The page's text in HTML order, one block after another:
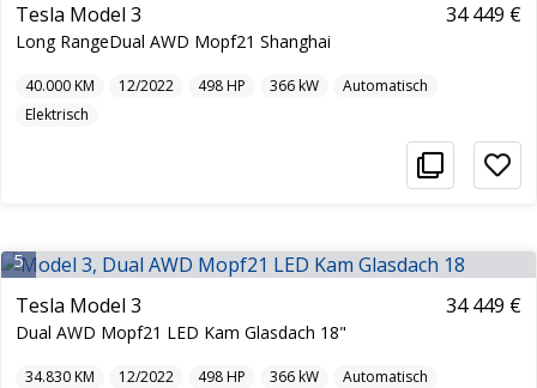
Tesla Model 3
Long RangeDual AWD Mopf21 Shanghai
34 449 €
40.000KM 12/2022 498HP 366kW
Automatisch
Elektrisch
5
Tesla Model 3
Dual AWD Mopf21 LED Kam Glasdach 18"
34 449 €
34.830KM 12/2022 498HP 366kW
Automatisch